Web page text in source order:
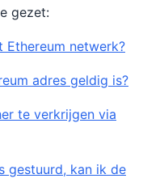
gezet:
Ethereum netwerk?
adres geldig is?
te verkrijgen via
gestuurd, kan ik de